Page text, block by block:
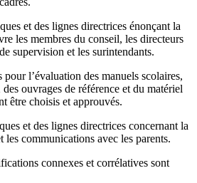
et des lignes directrices énonçant la
les membres du conseil, les directeurs
supervision et les surintendants.
l’évaluation des manuels scolaires,
ouvrages de référence et du matériel
être choisis et approuvés.
et des lignes directrices concernant la
les communications avec les parents.
connexes et corrélatives sont